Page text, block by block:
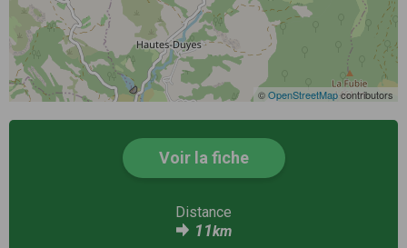
©OpenStreetMapcontributors
Voir la fiche
Distance
11km